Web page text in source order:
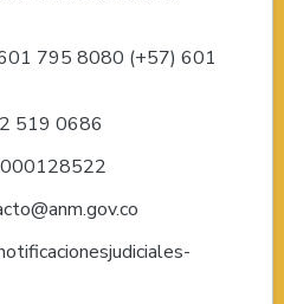
795 8080 (+57) 601
519 0686